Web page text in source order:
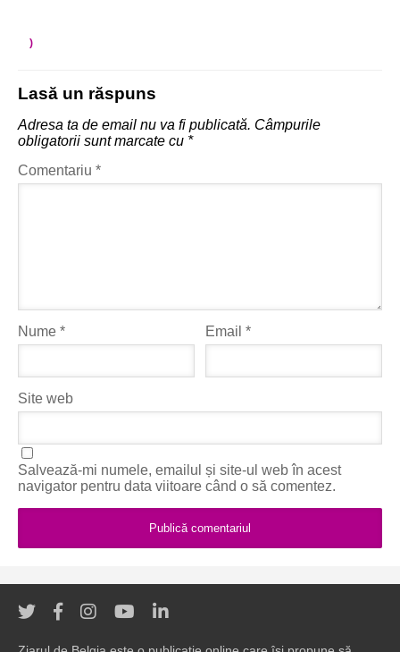
)
Lasă un răspuns
Adresa ta de email nu va fi publicată. Câmpurile
obligatorii sunt marcate cu *
Comentariu *
Nume * Email*
Site web
Salvează-mi numele, emailul și site-ul web în acest
navigator pentru data viitoare când o să comentez.